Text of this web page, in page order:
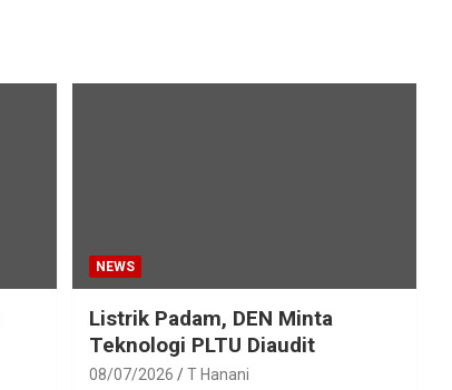
NEWS
Listrik Padam, DEN Minta
Teknologi PLTU Diaudit
08/07/2026 T Hanani